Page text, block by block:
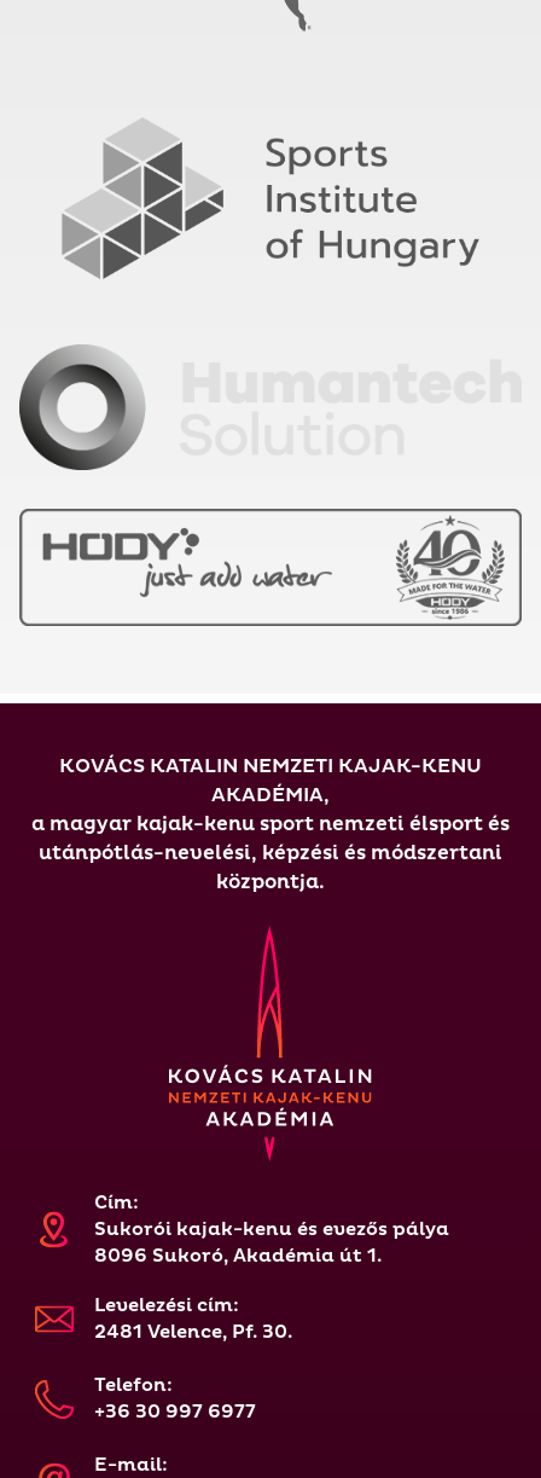
KOVÁCS KATALIN NEMZETI KAJAK-KENU
AKADÉMIA,
a magyar kajak-kenu sport nemzeti élsport és
utánpótlás-nevelési, képzési és módszertani
központja.
Cím:
Sukorói kajak-kenu és evezős pálya
8096 Sukoró, Akadémia út 1.
Levelezési cím:
2481 Velence, Pf. 30.
Telefon:
+36 30 997 6977
E-mail: